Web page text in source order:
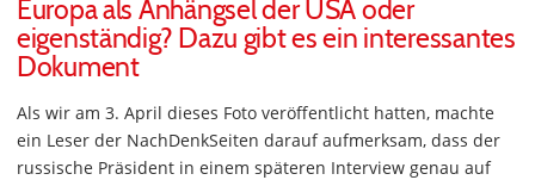
Europa als Anhängsel der USA oder
eigenständig? Dazu gibt es ein interessantes
Dokument
Als wir am 3. April dieses Foto veröffentlicht hatten, machte
ein Leser der NachDenkSeiten darauf aufmerksam, dass der
russische Präsident in einem späteren Interview genau auf